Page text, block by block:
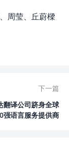
周莹、丘蔚樑
下一篇
翻译公司跻身全球
强语言服务提供商